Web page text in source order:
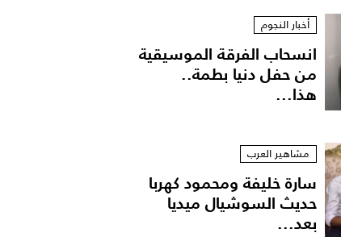
أخبار النجوم
انسحاب الفرقة الموسيقية
من حفل دنيا بطمة..
هذا...
مشاهير العرب
سارة خليفة ومحمود كهربا
حديث السوشيال ميديا
بعد...